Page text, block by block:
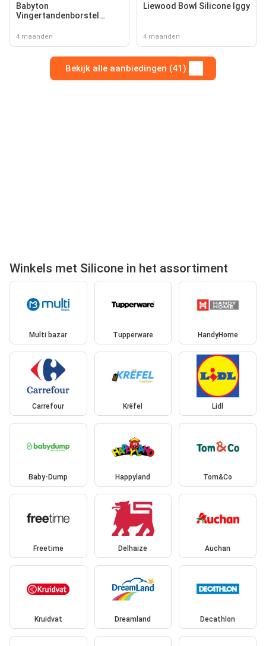
Babyton
Vingertandenborstel
4 maanden
Liewood Bowl Silicone Iggy
4 maanden
Bekijk alle aanbiedingen (41)
Winkels met Silicone in het assortiment
Multi bazar Tupperware HandyHome
Carrefour Krëfel Lidl
Baby-Dump Happyland Tom&Co
Freetime Delhaize Auchan
Kruidvat Dreamland Decathlon